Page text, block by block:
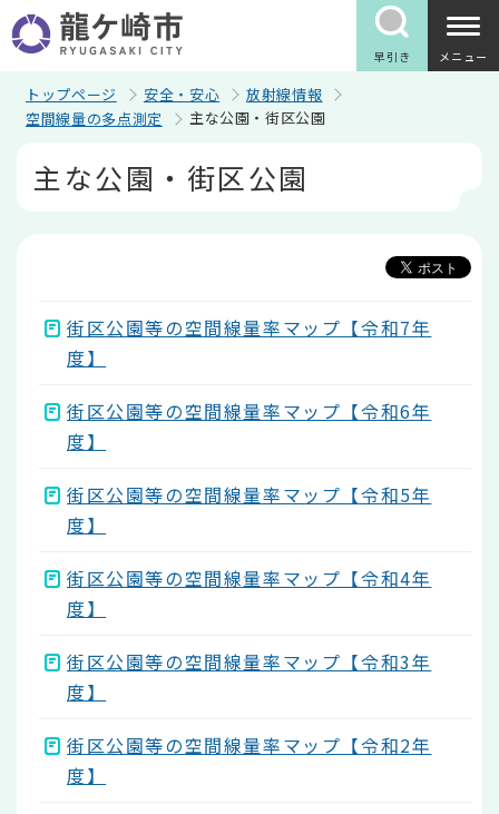
の
ペ
早引き メニュー
トップページ 安全・安心
放射線情報
空間線量の多点測定
主な公園・街区公園
主な公園・街区公園
街区公園等の空間線量率マップ【令和7年
度】
街区公園等の空間線量率マップ【令和6年
度】
街区公園等の空間線量率マップ【令和5年
度】
街区公園等の空間線量率マップ【令和4年
度】
街区公園等の空間線量率マップ【令和3年
度】
街区公園等の空間線量率マップ【令和2年
度】